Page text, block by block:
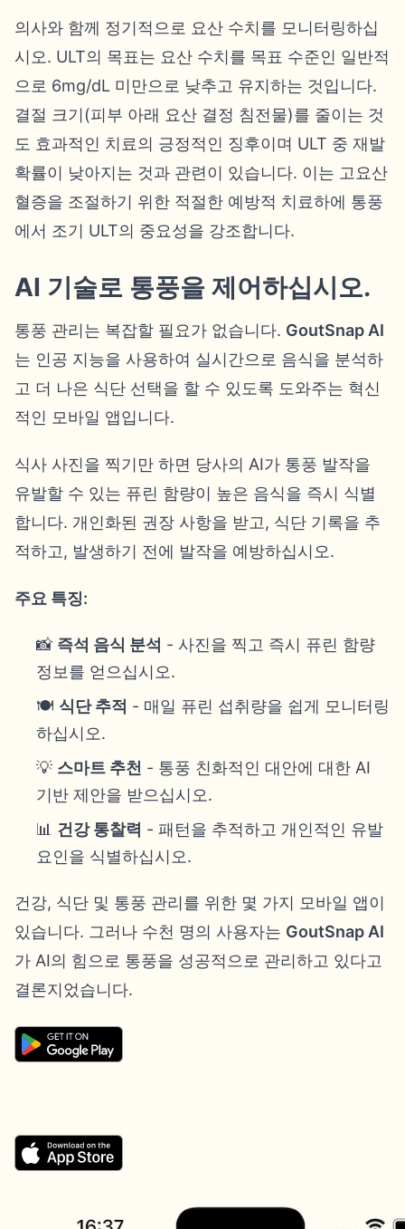
의사와 함께 정기적으로 요산 수치를 모니터링하십
시오. ULT의 목표는 요산 수치를 목표 수준인 일반적
으로 6mg/dL 미만으로 낮추고 유지하는 것입니다.
결절 크기(피부 아래 요산 결정 침전물)를 줄이는 것
도 효과적인 치료의 긍정적인 징후이며 ULT 중 재발
확률이 낮아지는 것과 관련이 있습니다. 이는 고요산
혈증을 조절하기 위한 적절한 예방적 치료하에 통풍
에서 조기 ULT의 중요성을 강조합니다.
AI 기술로 통풍을 제어하십시오.
통풍 관리는 복잡할 필요가 없습니다. GoutSnap AI
는 인공 지능을 사용하여 실시간으로 음식을 분석하
고 더 나은 식단 선택을 할 수 있도록 도와주는 혁신
적인 모바일 앱입니다.
식사 사진을 찍기만 하면 당사의 AI가 통풍 발작을
유발할 수 있는 퓨린 함량이 높은 음식을 즉시 식별
합니다. 개인화된 권장 사항을 받고, 식단 기록을 추
적하고, 발생하기 전에 발작을 예방하십시오.
주요 특징:
📸 즉석 음식 분석 - 사진을 찍고 즉시 퓨린 함량
정보를 얻으십시오.
🍽️ 식단 추적 - 매일 퓨린 섭취량을 쉽게 모니터링
하십시오.
💡 스마트 추천 - 통풍 친화적인 대안에 대한 AI
기반 제안을 받으십시오.
📊 건강 통찰력 - 패턴을 추적하고 개인적인 유발
요인을 식별하십시오.
건강, 식단 및 통풍 관리를 위한 몇 가지 모바일 앱이
있습니다. 그러나 수천 명의 사용자는 GoutSnap AI
가 AI의 힘으로 통풍을 성공적으로 관리하고 있다고
결론지었습니다.